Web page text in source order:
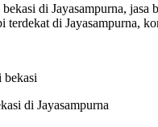
di Jayasampurna, jasa
terdekat di Jayasampurna,
di Jayasampurna